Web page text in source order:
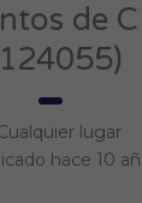
de
lugar
hace 10